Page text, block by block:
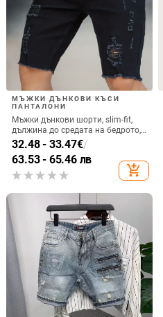
МЪЖКИ ДЪНКОВИ КЪСИ
ПАНТАЛОНИ
Мъжки дънкови шорти, slim-fit,
дължина до средата на бедрото,
70% памук, микроеластичност
32.48 - 33.47€/
63.53 - 65.46 лв
add_shopping_cart